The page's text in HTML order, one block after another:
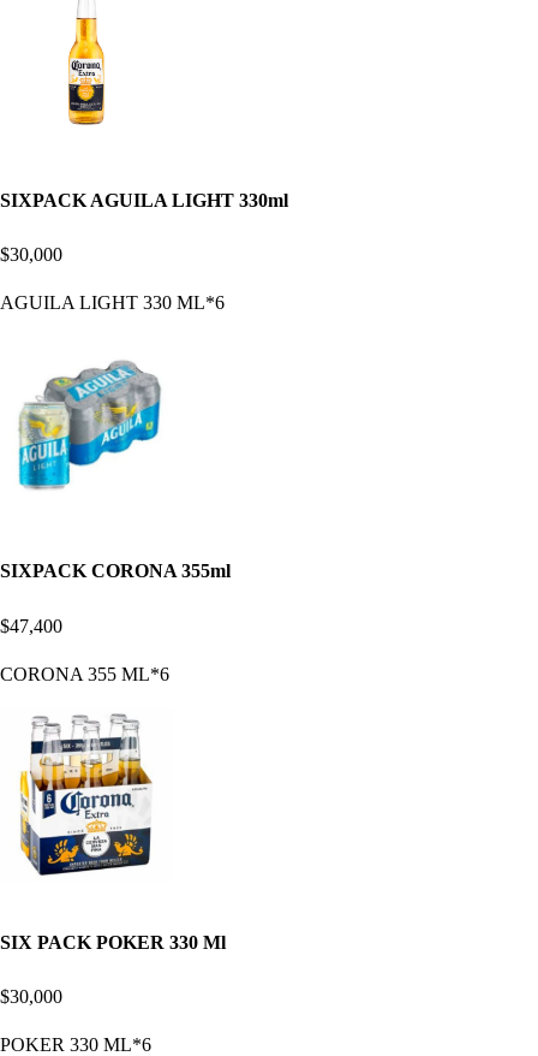
SIXPACK AGUILA LIGHT 330ml
$30,000
AGUILA LIGHT 330 ML*6
SIXPACK CORONA 355ml
$47,400
CORONA 355 ML*6
SIX PACK POKER 330 Ml
$30,000
POKER 330 ML*6